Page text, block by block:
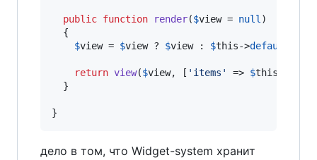
public function render($view = null )
  {
$view = $view ? $view : $this->defaultView
return view($view, [ ' items ' => $this
  }
}
дело в том, что Widget-system хранит